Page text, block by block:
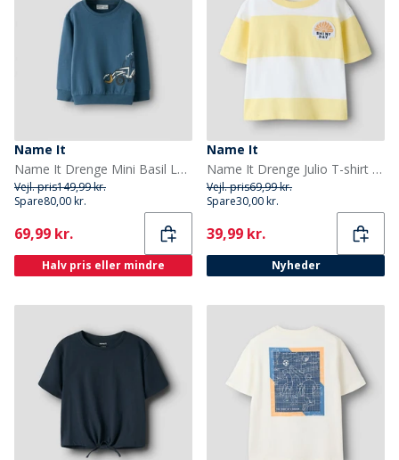
Name It
Name It Drenge Mini Basil Langærmet T-shirt Bering Sea
Vejl. pris149,99 kr.
Spare80,00 kr.
Current
69,99 kr.
Halv pris eller mindre
Name It
Name It Drenge Julio T-shirt Popcorn
Vejl. pris69,99 kr.
Spare30,00 kr.
Current
39,99 kr.
Nyheder